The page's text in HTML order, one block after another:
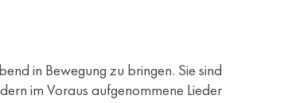
in Bewegung zu bringen. Sie sind
im Voraus aufgenommene Lieder